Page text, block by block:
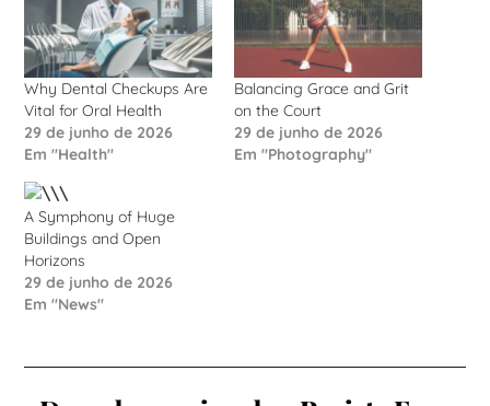
Why Dental Checkups Are
Vital for Oral Health
29 de junho de 2026
Em "Health"
Balancing Grace and Grit
on the Court
29 de junho de 2026
Em "Photography"
A Symphony of Huge
Buildings and Open
Horizons
29 de junho de 2026
Em "News"